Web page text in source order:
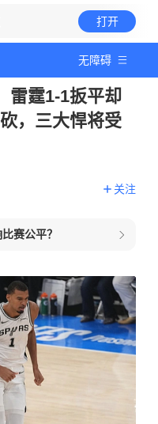
打开
无障碍
雷霆1-1扳平却
，三大悍将受
关注
赛公平？